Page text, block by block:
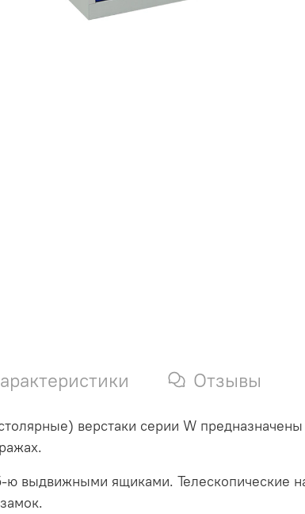
Отзывы
верстаки серии W
ю выдвижными ящиками. Телескопические